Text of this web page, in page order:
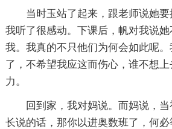
当时玉站了起来，跟老师说她要
我听了很感动。下课后，帆对我说
我。我真的不只他们为何会如此呢
了，不希望我应这而伤心，谁不想
力。
回到家，我对妈说。而妈说，
长说的话，那你以进奥数班了，何